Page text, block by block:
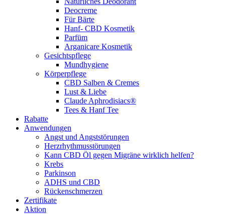
Deocreme
Für Bärte
Hanf- CBD Kosmetik
Parfüm
Arganicare Kosmetik
Gesichtspflege
Mundhygiene
Körperpflege
CBD Salben & Cremes
Lust & Liebe
Claude Aphrodisiacs®
Tees & Hanf Tee
Rabatte
Anwendungen
Angst und Angststörungen
Herzrhythmusstörungen
Kann CBD Öl gegen Migräne wirklich helfen?
Krebs
Parkinson
ADHS und CBD
Rückenschmerzen
Zertifikate
Aktion